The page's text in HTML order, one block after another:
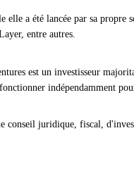
a été lancée par sa propre
entre autres.
est un investisseur
indépendamment
juridique, fiscal,